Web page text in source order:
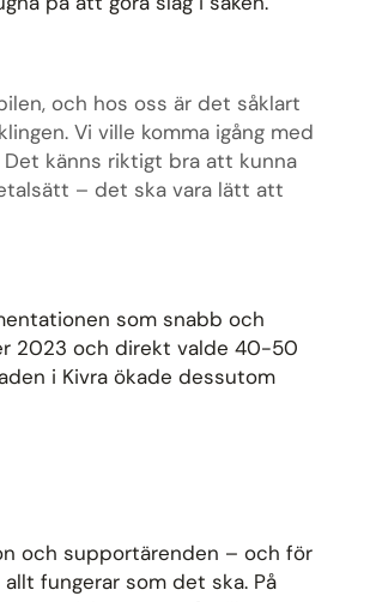
och hos oss är det såklart
Vi ville komma igång med
känns riktigt bra att kunna
– det ska vara lätt att
som snabb och
2023 och direkt valde 40-50
i Kivra ökade dessutom
och supportärenden – och för
fungerar som det ska. På